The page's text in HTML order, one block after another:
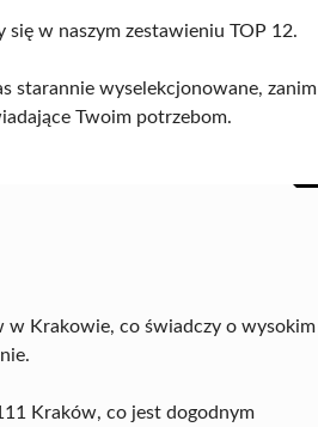
w naszym zestawieniu TOP 12.
starannie wyselekcjonowane, zanim
Twoim potrzebom.
w Krakowie, co świadczy o wysokim
Kraków, co jest dogodnym